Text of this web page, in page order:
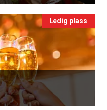
Ledig plass